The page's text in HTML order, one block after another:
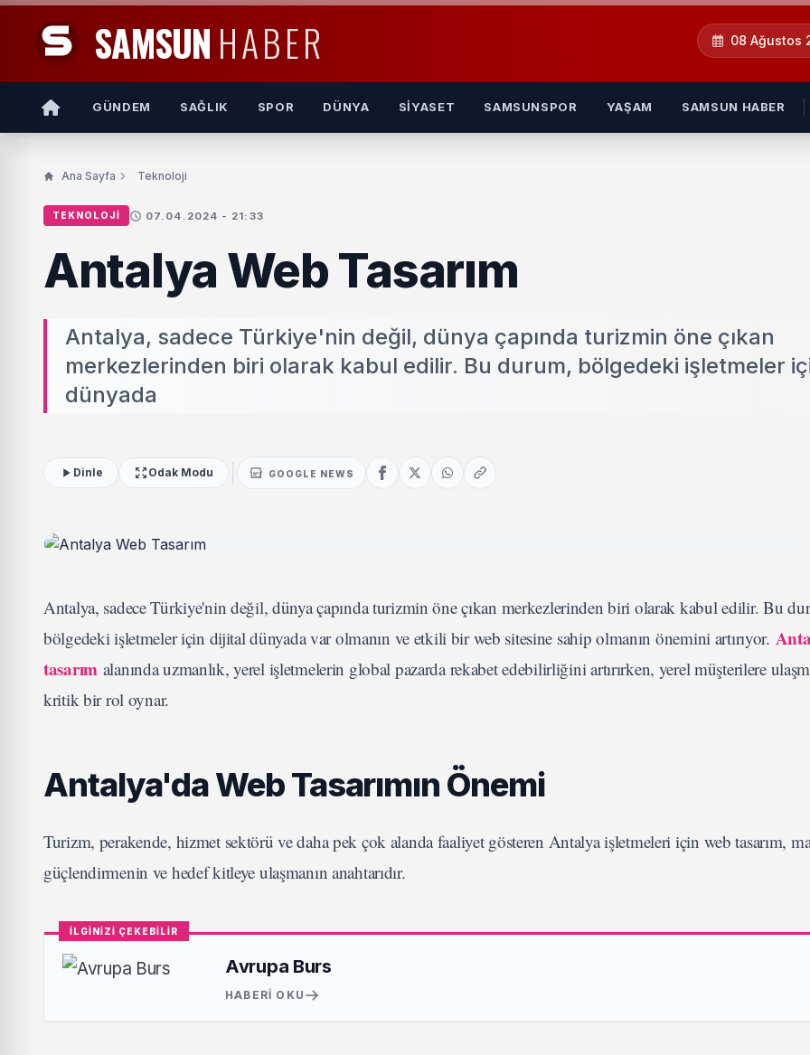
SAMSUN HABER 08 Ağustos
GÜNDEM SAĞLIK SPOR DÜNYA SIYASET SAMSUNSPOR YAŞAM SAMSUN HABER
Ana Sayfa Teknoloji
TEKNOLOJI 07.04.2024 - 21:33
Antalya Web Tasarım
Antalya, sadece Türkiye'nin değil, dünya çapında turizmin öne çıkan
merkezlerinden biri olarak kabul edilir. Bu durum, bölgedeki işletmeler
dünyada
Dinle Odak Modu GOOGLE NEWS
Antalya, sadece Türkiye'nin değil, dünya çapında turizmin öne çıkan merkezlerinden biri olarak kabul edilir. Bu
bölgedeki işletmeler için dijital dünyada var olmanın ve etkili bir web sitesine sahip olmanın önemini artırıyor.
tasarım alanında uzmanlık, yerel işletmelerin global pazarda rekabet edebilirliğini artırırken, yerel müşterilere
kritik bir rol oynar.
Antalya'da Web Tasarımın Önemi
Turizm, perakende, hizmet sektörü ve daha pek çok alanda faaliyet gösteren Antalya işletmeleri için web tasarım,
güçlendirmenin ve hedef kitleye ulaşmanın anahtarıdır.
İLGİNİZİ ÇEKEBİLİR
Avrupa Burs
HABERI OKU